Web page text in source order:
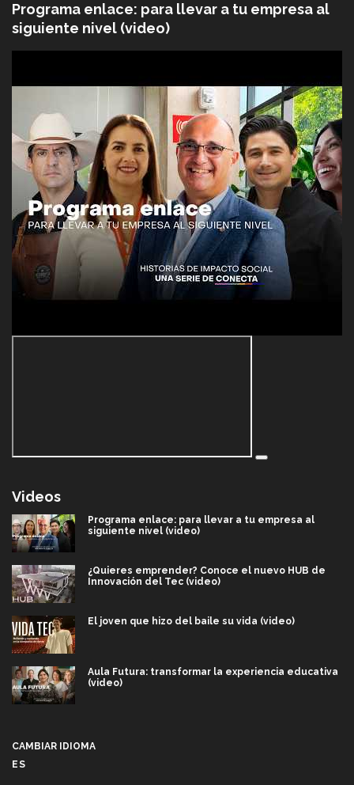
Programa enlace: para llevar a tu empresa al
siguiente nivel (video)
Videos
Programa enlace: para llevar a tu empresa al
siguiente nivel (video)
¿Quieres emprender? Conoce el nuevo HUB de
Innovación del Tec (video)
El joven que hizo del baile su vida (video)
Aula Futura: transformar la experiencia educativa
(video)
CAMBIAR IDIOMA
ES